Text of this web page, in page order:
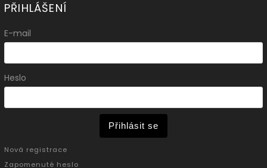
PŘIHLÁŠENÍ
E-mail
Heslo
Přihlásit se
Nová registrace
Zapomenuté heslo